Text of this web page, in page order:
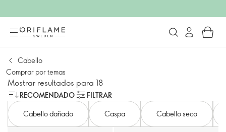
Cabello
Comprar por temas
Mostrar resultados para 18
RECOMENDADO
FILTRAR
Cabello dañado
Caspa Cabello seco